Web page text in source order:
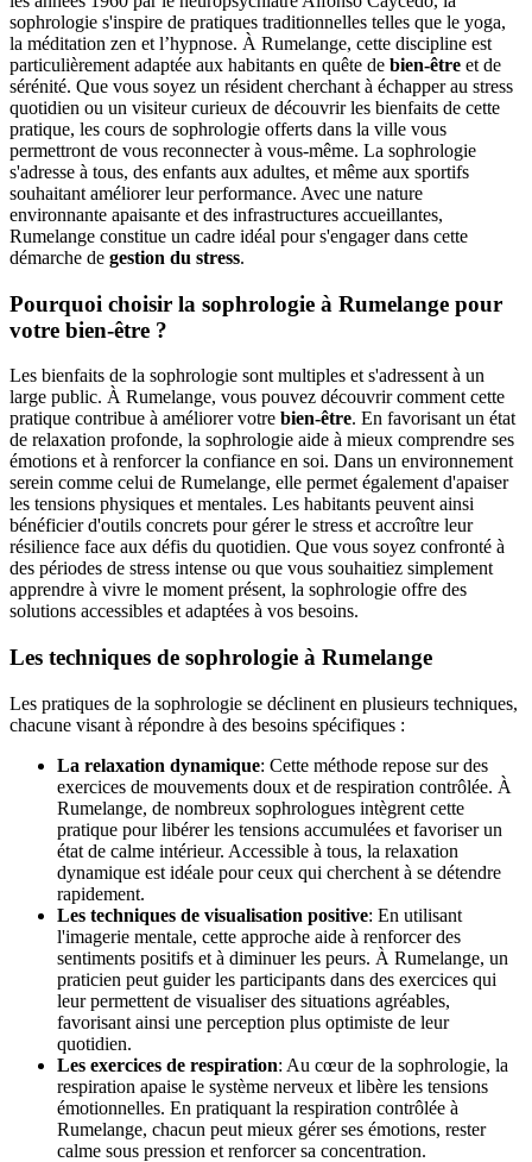
sophrologie s'inspire de pratiques traditionnelles telles que le yoga,
la méditation zen et l’hypnose. À Rumelange, cette discipline est
particulièrement adaptée aux habitants en quête de bien-être et de
sérénité. Que vous soyez un résident cherchant à échapper au stress
quotidien ou un visiteur curieux de découvrir les bienfaits de cette
pratique, les cours de sophrologie offerts dans la ville vous
permettront de vous reconnecter à vous-même. La sophrologie
s'adresse à tous, des enfants aux adultes, et même aux sportifs
souhaitant améliorer leur performance. Avec une nature
environnante apaisante et des infrastructures accueillantes,
Rumelange constitue un cadre idéal pour s'engager dans cette
démarche de gestion du stress.
Pourquoi choisir la sophrologie à Rumelange pour
votre bien-être ?
Les bienfaits de la sophrologie sont multiples et s'adressent à un
large public. À Rumelange, vous pouvez découvrir comment cette
pratique contribue à améliorer votre bien-être. En favorisant un état
de relaxation profonde, la sophrologie aide à mieux comprendre ses
émotions et à renforcer la confiance en soi. Dans un environnement
serein comme celui de Rumelange, elle permet également d'apaiser
les tensions physiques et mentales. Les habitants peuvent ainsi
bénéficier d'outils concrets pour gérer le stress et accroître leur
résilience face aux défis du quotidien. Que vous soyez confronté à
des périodes de stress intense ou que vous souhaitiez simplement
apprendre à vivre le moment présent, la sophrologie offre des
solutions accessibles et adaptées à vos besoins.
Les techniques de sophrologie à Rumelange
Les pratiques de la sophrologie se déclinent en plusieurs techniques,
chacune visant à répondre à des besoins spécifiques :
La relaxation dynamique: Cette méthode repose sur des
exercices de mouvements doux et de respiration contrôlée. À
Rumelange, de nombreux sophrologues intègrent cette
pratique pour libérer les tensions accumulées et favoriser un
état de calme intérieur. Accessible à tous, la relaxation
dynamique est idéale pour ceux qui cherchent à se détendre
rapidement.
Les techniques de visualisation positive: En utilisant
l'imagerie mentale, cette approche aide à renforcer des
sentiments positifs et à diminuer les peurs. À Rumelange, un
praticien peut guider les participants dans des exercices qui
leur permettent de visualiser des situations agréables,
favorisant ainsi une perception plus optimiste de leur
quotidien.
Les exercices de respiration: Au cœur de la sophrologie, la
respiration apaise le système nerveux et libère les tensions
émotionnelles. En pratiquant la respiration contrôlée à
Rumelange, chacun peut mieux gérer ses émotions, rester
calme sous pression et renforcer sa concentration.